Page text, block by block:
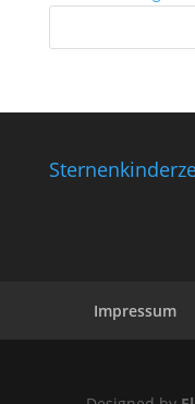
Impressum